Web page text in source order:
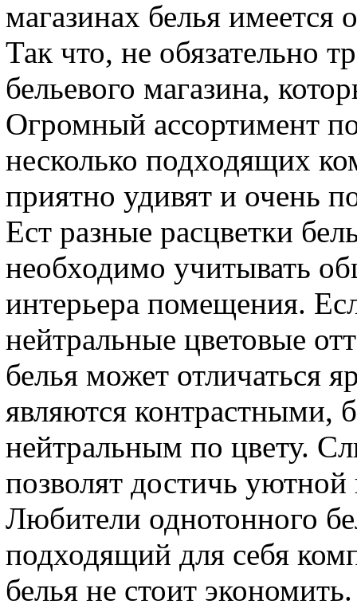
магазинах белья
Так что, не обязательно
бельевого магазина,
Огромный ассортимент
несколько подходящих
приятно удивят и очень
Ест разные расцветки
необходимо учитывать
интерьера помещения.
нейтральные цветовые
белья может отличаться
являются контрастными,
нейтральным по цвету.
позволят достичь
Любители однотонного
подходящий для себя
белья не стоит экономить.